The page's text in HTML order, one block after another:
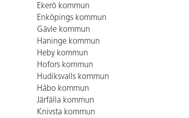
Ekerö kommun
Enköpings kommun
Gävle kommun
Haninge kommun
Heby kommun
Hofors kommun
Hudiksvalls kommun
Håbo kommun
Järfälla kommun
Knivsta kommun